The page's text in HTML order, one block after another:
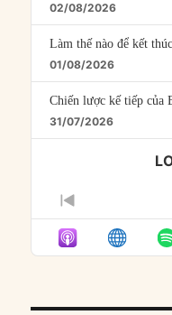
02/08/2026
Làm thế nào để kết
01/08/2026
Chiến lược kế tiếp của
31/07/2026
PREVIOUS
EPISODE